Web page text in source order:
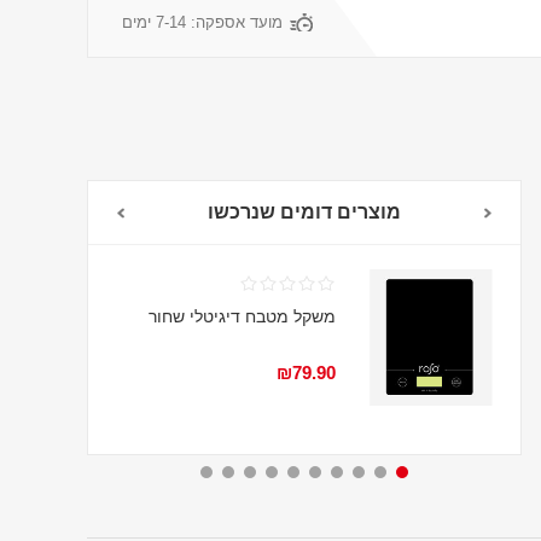
מועד אספקה: 7-14 ימים
מוצרים דומים שנרכשו
משקל מטבח דיגיטלי שחור
₪79.90